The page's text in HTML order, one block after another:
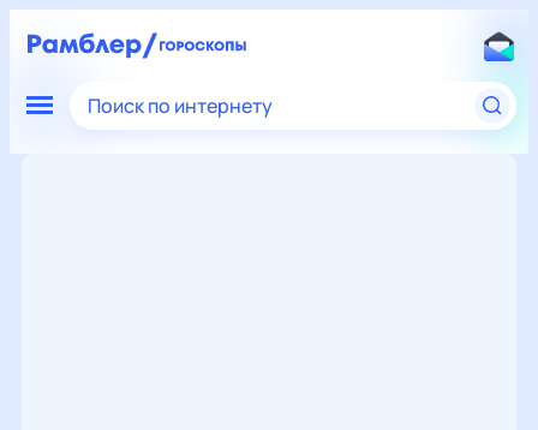
Поиск по интернету